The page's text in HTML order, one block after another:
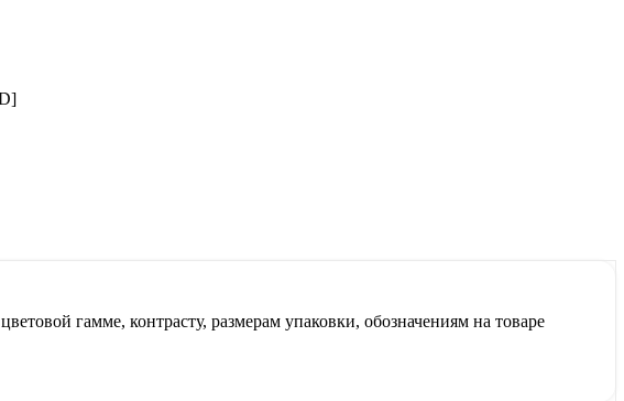
гамме, контрасту, размерам упаковки, обозначениям на товаре